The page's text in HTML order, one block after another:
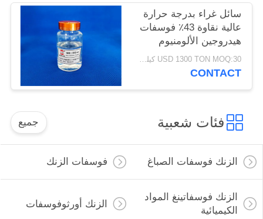
سائل غراء بدرجة حرارة
عالية نقاوة 43٪ فوسفات
هيدروجين الألومنيوم
USD 1300 TON MOQ:30 كيلوجرام
CONTACT
فئات شعبية جميع
الزنك فوسفات الصباغ فوسفات الزنك
الزنك فوسفاتينغ المواد
الكيميائية
الزنك أورثوفوسفات